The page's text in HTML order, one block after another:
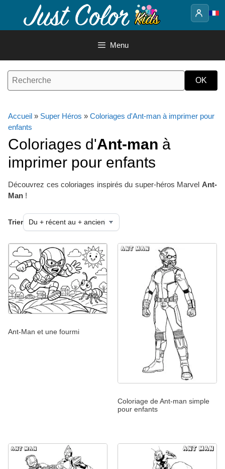
contenu
Menu
Accueil » Super Héros » Coloriages d'Ant-man à imprimer pour
enfants
Coloriages d'Ant-man à
imprimer pour enfants
Découvrez ces coloriages inspirés du super-héros Marvel Ant-
Man !
Trier
Ant-Man et une fourmi
Coloriage de Ant-man simple
pour enfants